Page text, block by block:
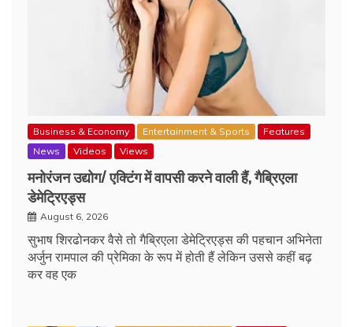
Business & Economy Entertainment & Sports
Features
News
Videos Views
मनोरंजन उद्योग/ एक्टिंग में वापसी करने वाली हैं, गैब्रिएला
डेमेट्रिएड्स
August 6, 2026
सुभाष शिरढोनकर वैसे तो गैब्रिएला डेमेट्रिएड्स की पहचान अभिनेता
अर्जुन रामपाल की प्रेमिका के रूप में होती हैं लेकिन उससे कहीं बढ़
कर वह एक